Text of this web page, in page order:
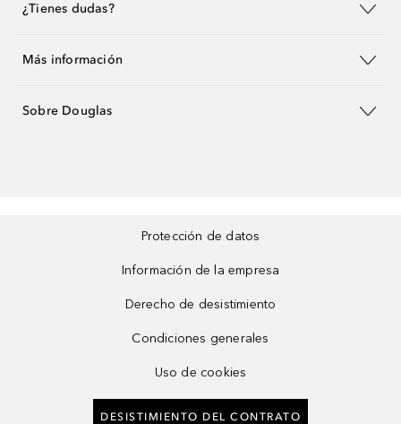
¿Tienes dudas?
Más información
Sobre Douglas
Protección de datos
Información de la empresa
Derecho de desistimiento
Condiciones generales
Uso de cookies
DESISTIMIENTO DEL CONTRATO